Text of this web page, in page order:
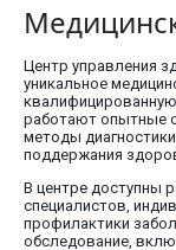
Центр управления
уникальное
работают опытные
методы
поддержания
В центре доступны
специалистов,
профилактики
обследование,